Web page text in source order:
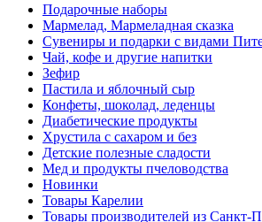
Подарочные наборы
Мармелад, Мармеладная сказка
Сувениры и подарки с видами
Чай, кофе и другие напитки
Зефир
Пастила и яблочный сыр
Конфеты, шоколад, леденцы
Диабетические продукты
Хрустила с сахаром и без
Детские полезные сладости
Мед и продукты пчеловодства
Новинки
Товары Карелии
Товары производителей из Санкт-